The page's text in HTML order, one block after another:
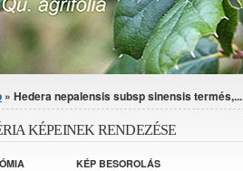
hely
» Hedera nepalensis subsp sinensis termés,...
KÉPEINEK RENDEZÉSE
KÉP BESOROLÁS